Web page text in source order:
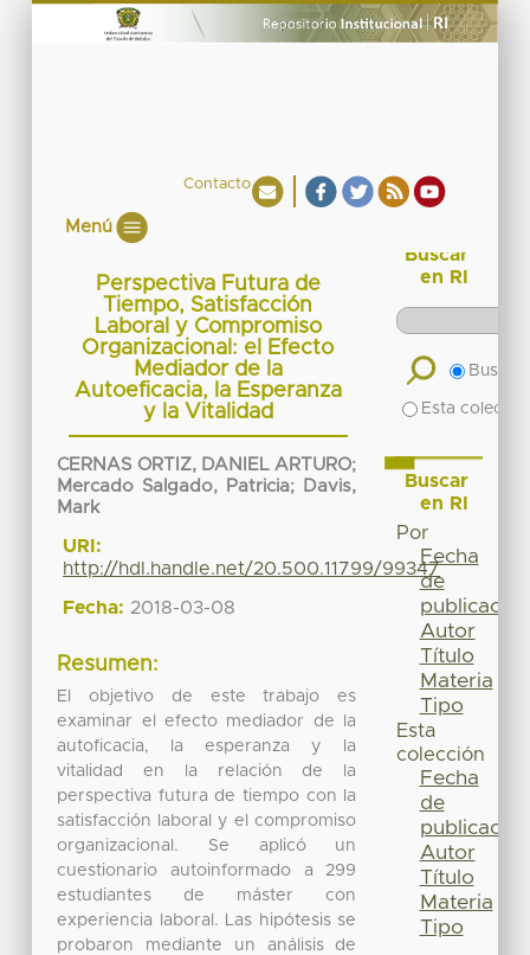
Contacto
Menú
Perspectiva Futura de
Tiempo, Satisfacción
Laboral y Compromiso
Organizacional: el Efecto
Mediador de la
Autoeficacia, la Esperanza
y la Vitalidad
CERNAS ORTIZ, DANIEL ARTURO;
Mercado Salgado, Patricia;
Davis,
Mark
URI:
http://hdl.handle.net/20.500.11799/99347
Fecha: 2018-03-08
Resumen:
El objetivo de este trabajo es
examinar el efecto mediador de la
autoficacia, la esperanza y la
vitalidad en la relación de la
perspectiva futura de tiempo con la
satisfacción laboral y el compromiso
organizacional. Se aplicó un
cuestionario autoinformado a 299
estudiantes de máster con
experiencia laboral. Las hipótesis se
probaron mediante un análisis de
Buscar
en RI
Buscar
Esta
Buscar
en RI
Por
Fecha
de
publicación
Autor
Título
Materia
Tipo
Esta
colección
Fecha
de
publicación
Autor
Título
Materia
Tipo